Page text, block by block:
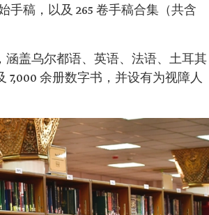
手稿，以及 265 卷手稿合集（共含
盖乌尔都语、英语、法语、土耳其
7,000 余册数字书，并设有为视障人